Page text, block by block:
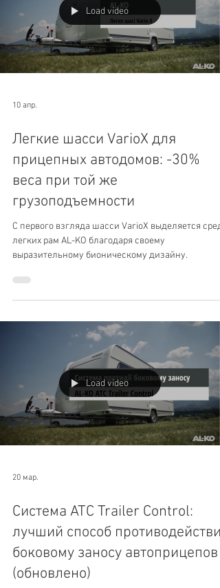
Load video
Легкие шасси VarioX для
прицепных автодомов: -30%
веса при той же
грузоподъемности
легких рам AL-KO благодаря своему
выразительному бионическому дизайну.
Load video
Система ATC Trailer Control:
лучший способ противодействия